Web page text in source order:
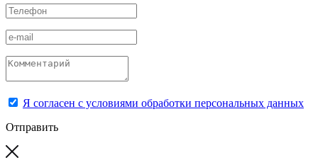
Я согласен с условиями обработки персональных данных
Отправить